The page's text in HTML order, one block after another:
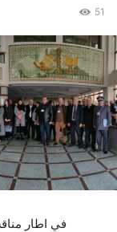
51
في اطار